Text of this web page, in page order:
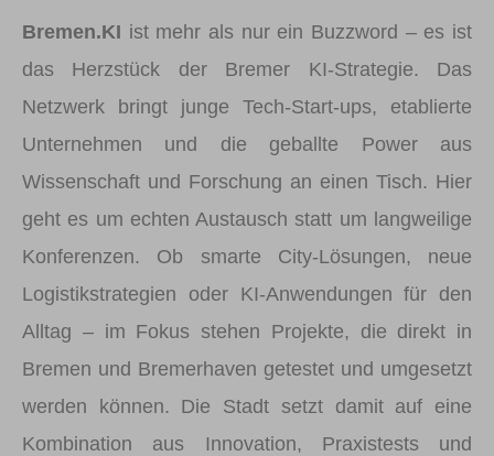
Bremen.KI ist mehr als nur ein Buzzword – es ist
das Herzstück der Bremer KI-Strategie. Das
Netzwerk bringt junge Tech-Start-ups, etablierte
Unternehmen und die geballte Power aus
Wissenschaft und Forschung an einen Tisch. Hier
geht es um echten Austausch statt um langweilige
Konferenzen. Ob smarte City-Lösungen, neue
Logistikstrategien oder KI-Anwendungen für den
Alltag – im Fokus stehen Projekte, die direkt in
Bremen und Bremerhaven getestet und umgesetzt
werden können. Die Stadt setzt damit auf eine
Kombination aus Innovation, Praxistests und